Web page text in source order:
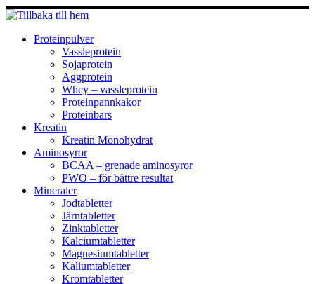
Hoppa
till
innehållProteinpulver
Vassleprotein
Sojaprotein
Äggprotein
Whey – vassleprotein
Proteinpannkakor
Proteinbars
Kreatin
Kreatin Monohydrat
Aminosyror
BCAA – grenade aminosyror
PWO – för bättre resultat
Mineraler
Jodtabletter
Järntabletter
Zinktabletter
Kalciumtabletter
Magnesiumtabletter
Kaliumtabletter
Kromtabletter